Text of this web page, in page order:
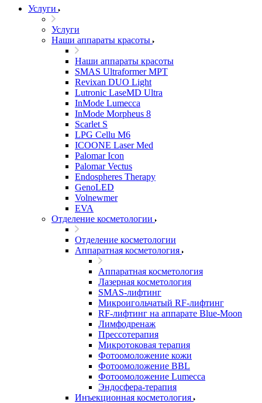
Услуги
Услуги
Наши аппараты красоты
Наши аппараты красоты
SMAS Ultraformer MPT
Revixan DUO Light
Lutronic LaseMD Ultra
InMode Lumecca
InMode Morpheus 8
Scarlet S
LPG Cellu M6
ICOONE Laser Med
Palomar Icon
Palomar Vectus
Endospheres Therapy
GenoLED
Volnewmer
EVA
Отделение косметологии
Отделение косметологии
Аппаратная косметология
Аппаратная косметология
Лазерная косметология
SMAS-лифтинг
Микроигольчатый RF-лифтинг
RF-лифтинг на аппарате Blue-Moon
Лимфодренаж
Прессотерапия
Микротоковая терапия
Фотоомоложение кожи
Фотоомоложение BBL
Фотоомоложение Lumecca
Эндосфера-терапия
Инъекционная косметология